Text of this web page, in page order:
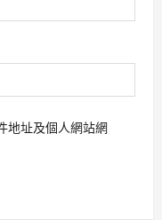
地址及個人網站網